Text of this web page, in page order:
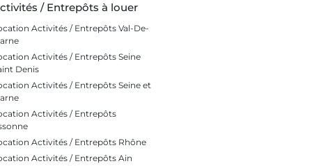
/ Entrepôts à louer
Activités / Entrepôts Val-De-
Activités / Entrepôts Seine
Denis
Activités / Entrepôts Seine et
Activités / Entrepôts
Activités / Entrepôts Rhône
Activités / Entrepôts Ain